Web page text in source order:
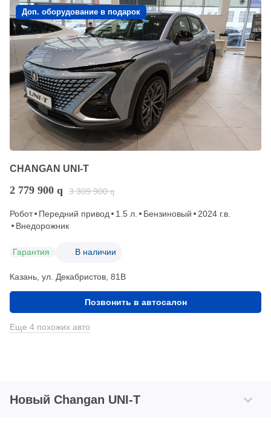
Доп. оборудование в подарок
CHANGAN UNI-T
2 779 900 q 3 309 900 q
Робот Передний привод 1.5 л. Бензиновый
2024 г.в.
Внедорожник
Гарантия В наличии
Казань, ул. Декабристов, 81В
Позвонить в автосалон
Еще 4 похожих авто
Новый Changan UNI-T